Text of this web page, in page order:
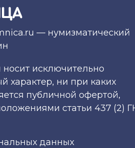
— нумизматический
исключительно
характер, ни при каких
публичной офертой,
статьи 437 (2)
данных